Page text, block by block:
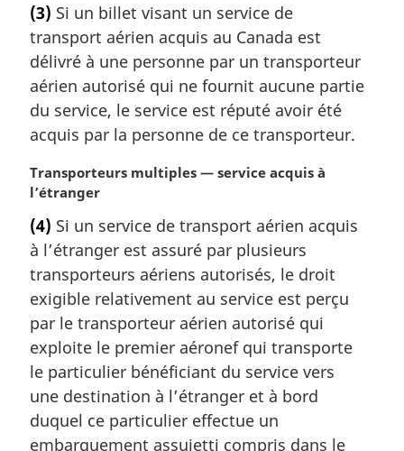
t
e
m
a
g
i
a
l
e
:
(3) Si un billet visant un service de
transport aérien acquis au Canada est
délivré à une personne par un transporteur
aérien autorisé qui ne fournit aucune partie
du service, le service est réputé avoir été
acquis par la personne de ce transporteur.
N
o
e
m
a
r
i
n
a
l
e
:
Transporteurs multiples — service acquis à
l’étranger
(4) Si un service de transport aérien acquis
à l’étranger est assuré par plusieurs
transporteurs aériens autorisés, le droit
exigible relativement au service est perçu
par le transporteur aérien autorisé qui
exploite le premier aéronef qui transporte
le particulier bénéficiant du service vers
une destination à l’étranger et à bord
duquel ce particulier effectue un
embarquement assujetti compris dans le